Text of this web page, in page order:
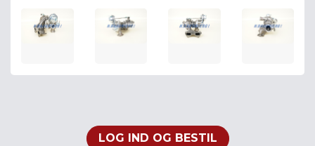
LOG IND OG BESTIL